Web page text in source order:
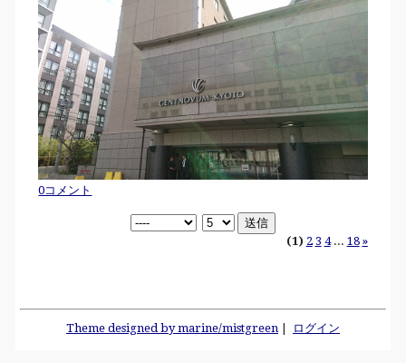
0コメント
(1) 2 3 4... 18 »
Theme designed by marine/mistgreen ログイン